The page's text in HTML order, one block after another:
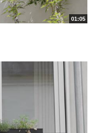
01:05